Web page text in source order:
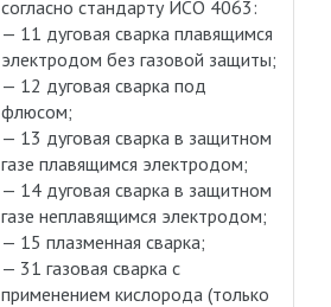
согласно стандарту ИСО 4063:
— 11 дуговая сварка плавящимся
электродом без газовой защиты;
— 12 дуговая сварка под
флюсом;
— 13 дуговая сварка в защитном
газе плавящимся электродом;
— 14 дуговая сварка в защитном
газе неплавящимся электродом;
— 15 плазменная сварка;
— 31 газовая сварка с
применением кислорода (только